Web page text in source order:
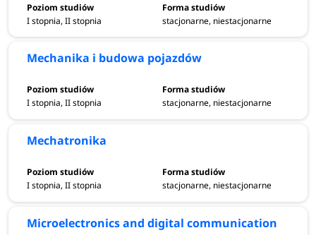
I stopnia, II stopnia stacjonarne, niestacjonarne
Mechanika i budowa pojazdów
I stopnia, II stopnia stacjonarne, niestacjonarne
Mechatronika
I stopnia, II stopnia stacjonarne, niestacjonarne
Microelectronics and digital communication